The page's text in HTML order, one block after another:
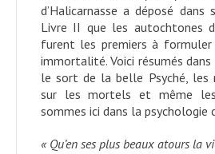
d’Halicarnasse a déposé
Livre II que les autochtones
furent les premiers à
immortalité. Voici résumés
le sort de la belle Psyché, les
sur les mortels et même
sommes ici dans la psychologie
« Qu’en ses plus beaux atours la